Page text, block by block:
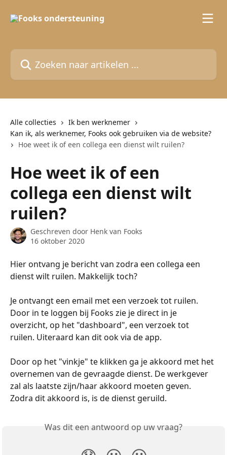
Zoeken naar artikelen ...
Alle collecties
Ik ben werknemer
Kan ik, als werknemer, Fooks ook gebruiken via de website?
Hoe weet ik of een collega een dienst wilt ruilen?
Hoe weet ik of een
collega een dienst wilt
ruilen?
Geschreven door Henk van Fooks
16 oktober 2020
Hier ontvang je bericht van zodra een collega een
dienst wilt ruilen. Makkelijk toch?
Je ontvangt een email met een verzoek tot ruilen.
Door in te loggen bij Fooks zie je direct in je
overzicht, op het "dashboard", een verzoek tot
ruilen. Uiteraard kan dit ook via de app.
Door op het "vinkje" te klikken ga je akkoord met het
overnemen van de gevraagde dienst. De werkgever
zal als laatste zijn/haar akkoord moeten geven.
Zodra dit akkoord is, is de dienst geruild.
Was dit een antwoord op uw vraag?